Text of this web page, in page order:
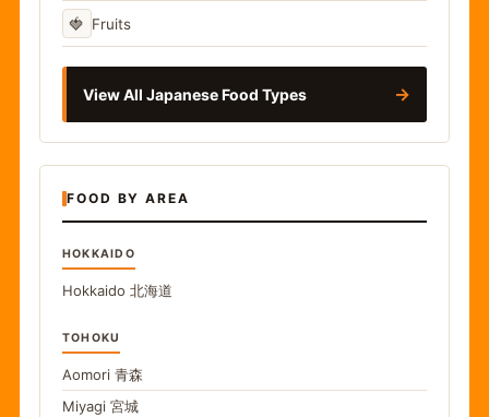
🍓 Fruits
View All Japanese Food Types →
FOOD BY AREA
HOKKAIDO
Hokkaido 北海道
TOHOKU
Aomori 青森
Miyagi 宮城